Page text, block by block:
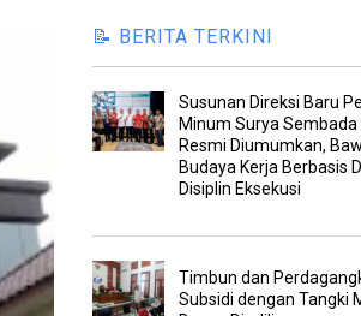
📝 BERITA TERKINI
Susunan Direksi Baru
Minum Surya
Resmi Diumumkan,
Budaya Kerja Berbasis
Disiplin Eksekusi
Timbun dan
Subsidi dengan Tangki